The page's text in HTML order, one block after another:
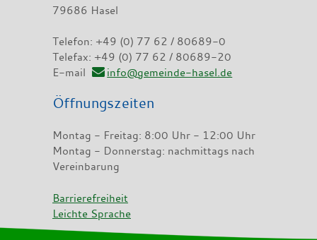
79686 Hasel
Telefon: +49 (0) 77 62 / 80689-0
Telefax: +49 (0) 77 62 / 80689-20
E-mail
info@gemeinde-hasel.de
Öffnungszeiten
Montag - Freitag: 8:00 Uhr - 12:00 Uhr
Montag - Donnerstag: nachmittags nach
Vereinbarung
Barrierefreiheit
Leichte Sprache